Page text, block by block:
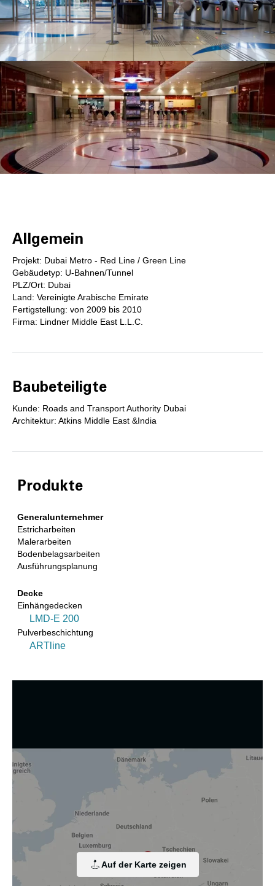
Allgemein
Projekt: Dubai Metro - Red Line / Green Line
Gebäudetyp: U-Bahnen/Tunnel
PLZ/Ort: Dubai
Land: Vereinigte Arabische Emirate
Fertigstellung: von 2009 bis 2010
Firma: Lindner Middle East L.L.C.
Baubeteiligte
Kunde: Roads and Transport Authority Dubai
Architektur: Atkins Middle East &India
Produkte
Generalunternehmer
Estricharbeiten
Malerarbeiten
Bodenbelagsarbeiten
Ausführungsplanung
Decke
Einhängedecken
LMD-E 200
Pulverbeschichtung
ARTline
Auf der Karte zeigen
Wir nutzen Cookies und andere Technologien.
Diese Website nutzt Cookies und vergleichbare Funktionen
zur Verarbeitung von Endgeräteinformationen und
Einbindung von Inhalten, externen Diensten und Elementen
Dritter, der statistischen Analyse/Messung, der
personalisierten Werbung sowie der Einbindung sozialer
Medien. Je nach Funktion werden dabei Daten an Dritte
weitergegeben und an Dritte in Ländern, in denen kein
angemessenes Datenschutzniveau vorliegt und von diesen